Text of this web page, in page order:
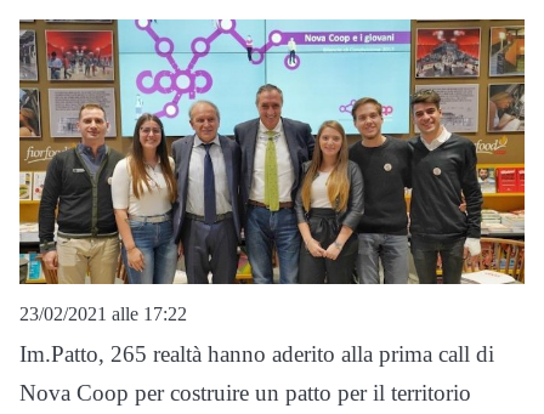
23/02/2021 alle 17:22
Im.Patto, 265 realtà hanno aderito alla prima call di
Nova Coop per costruire un patto per il territorio